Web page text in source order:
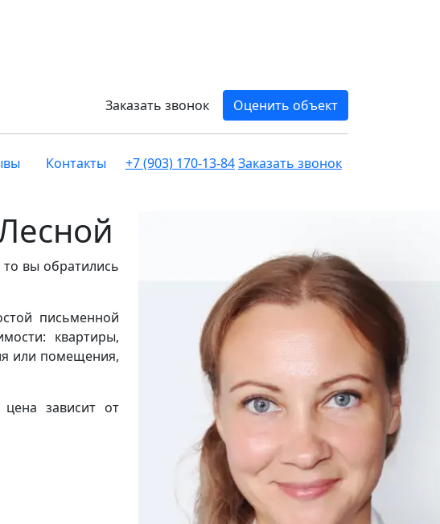
Заказать звонок
Оценить объект
Контакты +7 (903) 170-13-84Заказать звонок
вы обратились
письменной
квартиры,
или помещения,
зависит от